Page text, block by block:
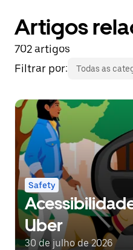
Artigos
702 artigos
Filtrar por:
Todas as
Safety
Uber
30 de julho de 2026